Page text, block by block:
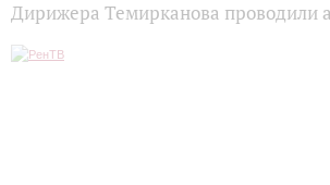
Дирижера Темирканова проводили